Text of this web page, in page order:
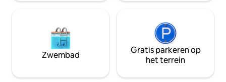
Zwembad
Gratis parkeren op
het terrein